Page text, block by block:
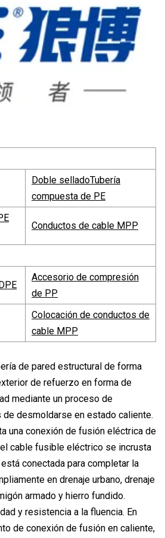
Doble selladoTubería
compuesta de PE
Conductos de cable MPP
Accesorio de compresión
de PP
Colocación de conductos de
cable MPP
de pared estructural de forma
de refuerzo en forma de
mediante un proceso de
desmoldarse en estado caliente.
una conexión de fusión eléctrica de
cable fusible eléctrico se incrusta
conectada para completar la
en drenaje urbano, drenaje
armado y hierro fundido.
y resistencia a la fluencia. En
de conexión de fusión en caliente,